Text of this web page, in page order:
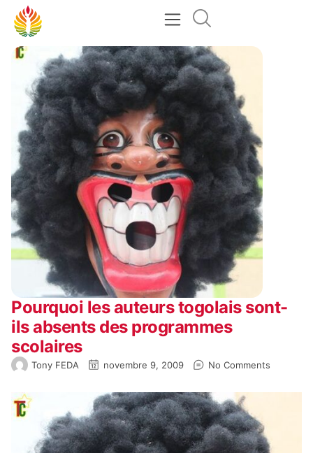
Pourquoi les auteurs togolais sont-
ils absents des programmes
scolaires
Tony FEDA novembre 9, 2009 No Comments